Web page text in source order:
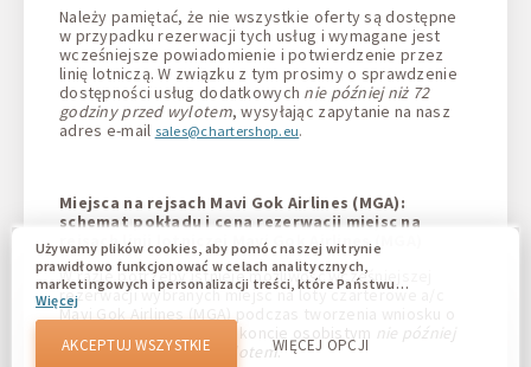
Należy pamiętać, że nie wszystkie oferty są dostępne
w przypadku rezerwacji tych usług i wymagane jest
wcześniejsze powiadomienie i potwierdzenie przez
linię lotniczą. W związku z tym prosimy o sprawdzenie
dostępności usług dodatkowych nie później niż 72
godziny przed wylotem, wysyłając zapytanie na nasz
adres e-mail sales@chartershop.eu.
Miejsca na rejsach Mavi Gok Airlines (MGA):
schemat pokładu i cena rezerwacji miejsc na
rejsach linii lotniczej Mavi Gok Airlines (MGA)
W razie potrzeby istnieje możliwość wcześniejszej
rezerwacji wybranych miejsc na loty czarterowe a/c
Mavi Gok Airlines (MGA) podczas tworzenia wniosku o
rezerwację biletu lub na koncie osobistym nie później
niż 72 godziny przed odlotem.
Używamy plików cookies, aby pomóc naszej witrynie
prawidłowo funkcjonować w celach analitycznych,
marketingowych i personalizacji treści, które Państwu
wyświetlają się. Pliki cookie umożliwiają nam odróżnienie
Państwa od innych użytkowników naszej witryny.
Zrozumienie, w jaki sposób korzystacie z naszej witryny,
pomaga nam zapewnić Wam jak najlepsze możliwości oraz
Więcej
AKCEPTUJ WSZYSTKIE WIĘCEJ OPCJI